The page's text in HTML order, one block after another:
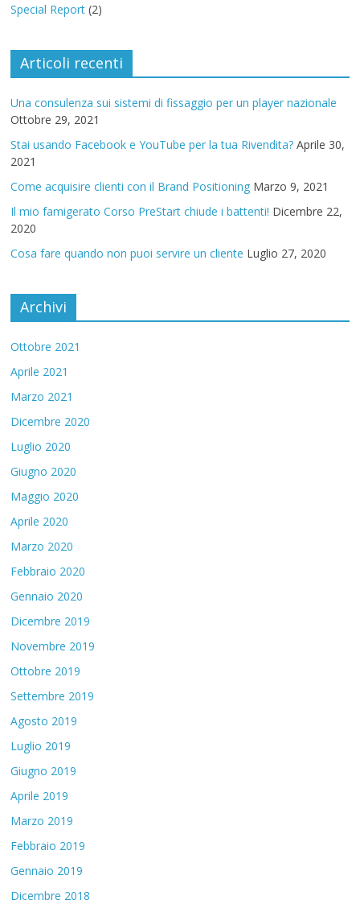
Special Report (2)
Articoli recenti
Una consulenza sui sistemi di fissaggio per un player nazionale
Ottobre 29, 2021
Stai usando Facebook e YouTube per la tua Rivendita? Aprile 30,
2021
Come acquisire clienti con il Brand Positioning Marzo 9, 2021
Il mio famigerato Corso PreStart chiude i battenti! Dicembre 22,
2020
Cosa fare quando non puoi servire un cliente Luglio 27, 2020
Archivi
Ottobre 2021
Aprile 2021
Marzo 2021
Dicembre 2020
Luglio 2020
Giugno 2020
Maggio 2020
Aprile 2020
Marzo 2020
Febbraio 2020
Gennaio 2020
Dicembre 2019
Novembre 2019
Ottobre 2019
Settembre 2019
Agosto 2019
Luglio 2019
Giugno 2019
Aprile 2019
Marzo 2019
Febbraio 2019
Gennaio 2019
Dicembre 2018